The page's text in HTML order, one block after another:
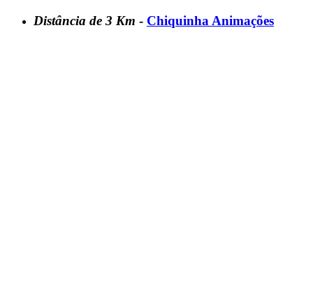
Distância de 3 Km - Chiquinha Animações